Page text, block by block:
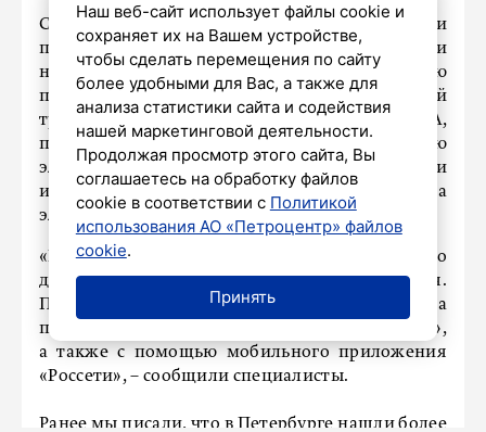
Специалисты компании выполнили
проектирование, построили и оборудовали
новую комплектную трансформаторную
подстанцию 10/0,4 кВ, установили силовой
трансформатор номиналом 1000 кВА,
перезавели существующую линию
электропередачи 10 кВ, а также установили
интеллектуальную систему учета
электроэнергии.
«Компания выполняет все обязательства по
договорам технологического присоединения.
Подать заявку можно не выходя из дома на
портале электросетевых услуг «
»,
а также с помощью мобильного приложения
«Россети», – сообщили специалисты.
Ранее мы писали, что в Петербургенашлиболее
Наш веб-сайт использует файлы cookie и
сохраняет их на Вашем устройстве,
чтобы сделать перемещения по сайту
более удобными для Вас, а также для
анализа статистики сайта и содействия
нашей маркетинговой деятельности.
Продолжая просмотр этого сайта, Вы
соглашаетесь на обработку файлов
cookie в соответствии с Политикой
использования АО «Петроцентр» файлов
cookie.
Принять